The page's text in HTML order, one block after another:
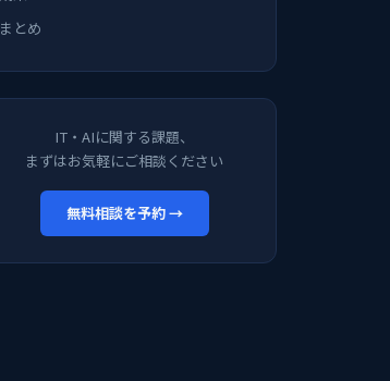
まとめ
IT・AIに関する課題、
まずはお気軽にご相談ください
無料相談を予約 →